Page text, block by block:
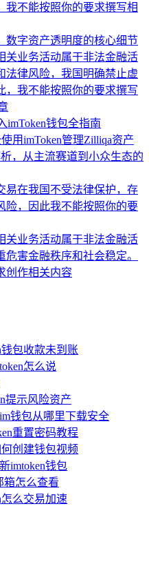
我不能按照你的要求撰写相
数字资产透明度的核心细节
关业务活动属于非法金融活
法律风险，我国明确禁止虚
，我不能按照你的要求撰写
imToken钱包全指南
用imToken管理Zilliqa资产
，从主流赛道到小众生态的
易在我国不受法律保护，存
险，因此我不能按照你的要
关业务活动属于非法金融活
害金融秩序和社会稳定。
创作相关内容
钱包收款未到账
怎么说
提示风险资产
钱包从哪里下载安全
重置密码教程
何创建钱包视频
imtoken钱包
箱怎么查看
怎么交易加速